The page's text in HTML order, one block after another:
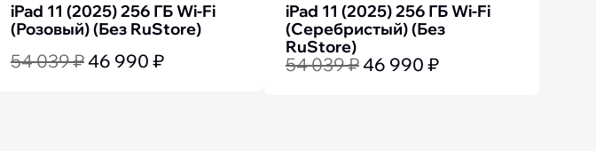
iPad 11 (2025) 256 ГБ Wi-Fi
(Розовый) (Без RuStore)
54 039 ₽46 990 ₽
iPad 11 (2025) 256 ГБ Wi-Fi
(Серебристый) (Без
RuStore)
54 039 ₽46 990 ₽